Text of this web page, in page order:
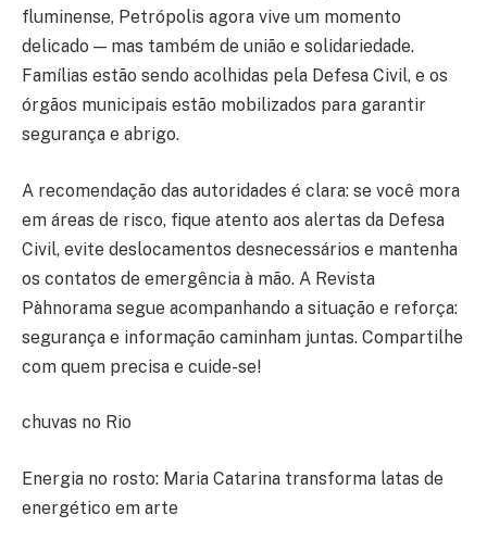
fluminense, Petrópolis agora vive um momento
delicado — mas também de união e solidariedade.
Famílias estão sendo acolhidas pela Defesa Civil, e os
órgãos municipais estão mobilizados para garantir
segurança e abrigo.
A recomendação das autoridades é clara: se você mora
em áreas de risco, fique atento aos alertas da Defesa
Civil, evite deslocamentos desnecessários e mantenha
os contatos de emergência à mão. A Revista
Pàhnorama segue acompanhando a situação e reforça:
segurança e informação caminham juntas. Compartilhe
com quem precisa e cuide-se!
chuvas no Rio
Energia no rosto: Maria Catarina transforma latas de
energético em arte